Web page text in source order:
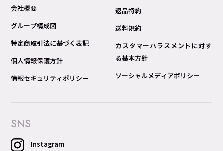
会社概要
グループ構成図
特定商取引法に基づく表記
個人情報保護方針
情報セキュリティポリシー
返品特約
送料規約
カスタマーハラスメントに対す
る基本方針
ソーシャルメディアポリシー
SNS
Instagram